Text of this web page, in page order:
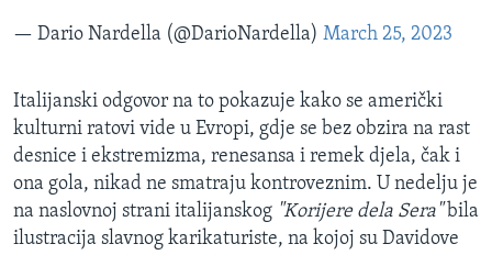
— Dario Nardella (@DarioNardella) March 25, 2023
Italijanski odgovor na to pokazuje kako se američki
kulturni ratovi vide u Evropi, gdje se bez obzira na rast
desnice i ekstremizma, renesansa i remek djela, čak i
ona gola, nikad ne smatraju kontroveznim. U nedelju je
na naslovnoj strani italijanskog "Korijere dela Sera"bila
ilustracija slavnog karikaturiste, na kojoj su Davidove